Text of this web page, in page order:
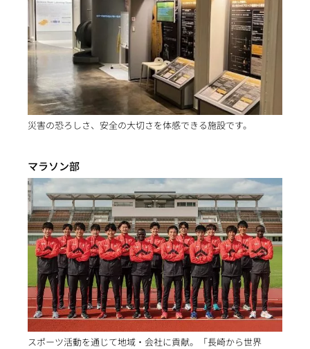
災害の恐ろしさ、安全の大切さを体感できる施設です。
マラソン部
スポーツ活動を通じて地域・会社に貢献。「長崎から世界